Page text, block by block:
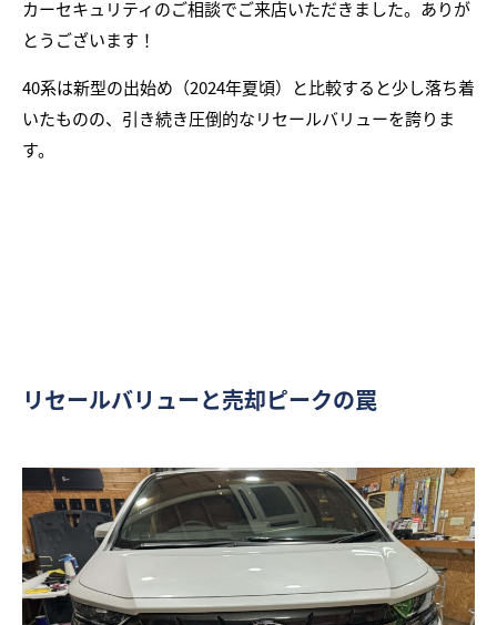
カーセキュリティのご相談でご来店いただきました。ありが
とうございます！
40系は新型の出始め（2024年夏頃）と比較すると少し落ち着
いたものの、引き続き圧倒的なリセールバリューを誇りま
す。
リセールバリューと売却ピークの罠